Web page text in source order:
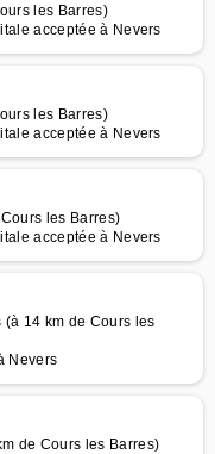
les Barres)
acceptée à Nevers
les Barres)
acceptée à Nevers
les Barres)
acceptée à Nevers
14 km de Cours les
Nevers
de Cours les Barres)